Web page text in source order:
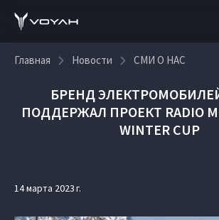
Главная Новости СМИ О НАС
БРЕНД ЭЛЕКТРОМОБИЛЕЙ
ПОДДЕРЖАЛ ПРОЕКТ RADIO
WINTER CUP
14 марта 2023 г.